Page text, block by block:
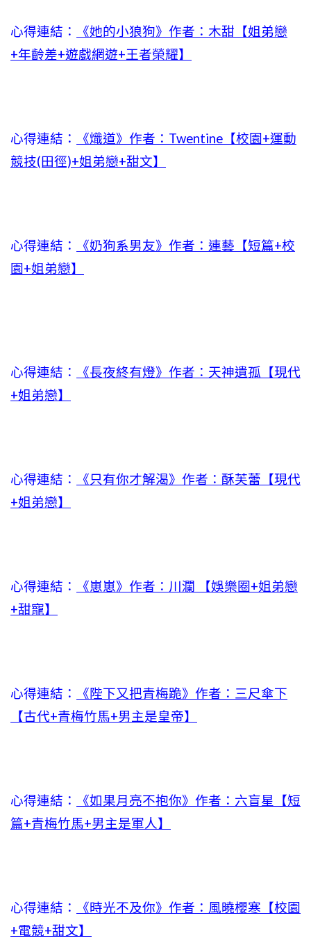
心得連結：
《她的小狼狗》作者：木甜【姐弟戀
+年齡差+遊戲網遊+王者榮耀】
心得連結：
《熾道》作者：Twentine【校園+運動
競技(田徑)+姐弟戀+甜文】
心得連結：
《奶狗系男友》作者：連藝【短篇+校
園+姐弟戀】
心得連結：
《長夜終有燈》作者：天神遺孤【現代
+姐弟戀】
心得連結：
《只有你才解渴》作者：酥芙蕾【現代
+姐弟戀】
心得連結：
《崽崽》作者：川瀾 【娛樂圈+姐弟戀
+甜寵】
心得連結：
《陛下又把青梅跪》作者：三尺傘下
【古代+青梅竹馬+男主是皇帝】
心得連結：
《如果月亮不抱你》作者：六盲星【短
篇+青梅竹馬+男主是軍人】
心得連結：
《時光不及你》作者：風曉櫻寒【校園
+電競+甜文】